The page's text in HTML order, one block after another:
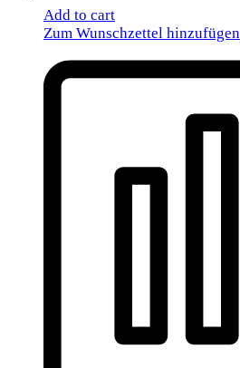
Add to cart
Zum Wunschzettel hinzufügen